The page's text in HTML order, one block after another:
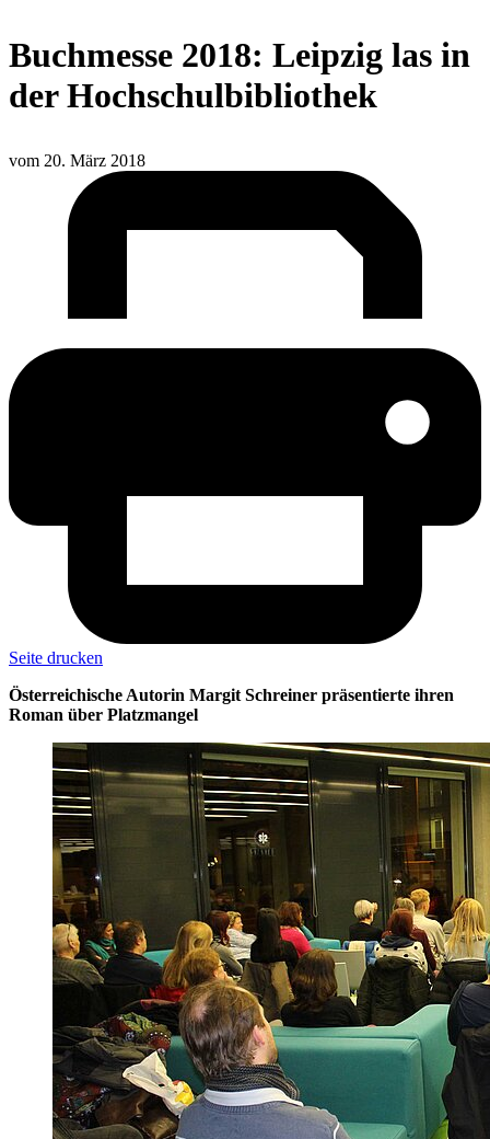
Buchmesse 2018: Leipzig las in
der Hochschulbibliothek
vom 20. März 2018
Seite drucken
Österreichische Autorin Margit Schreiner präsentierte ihren
Roman über Platzmangel